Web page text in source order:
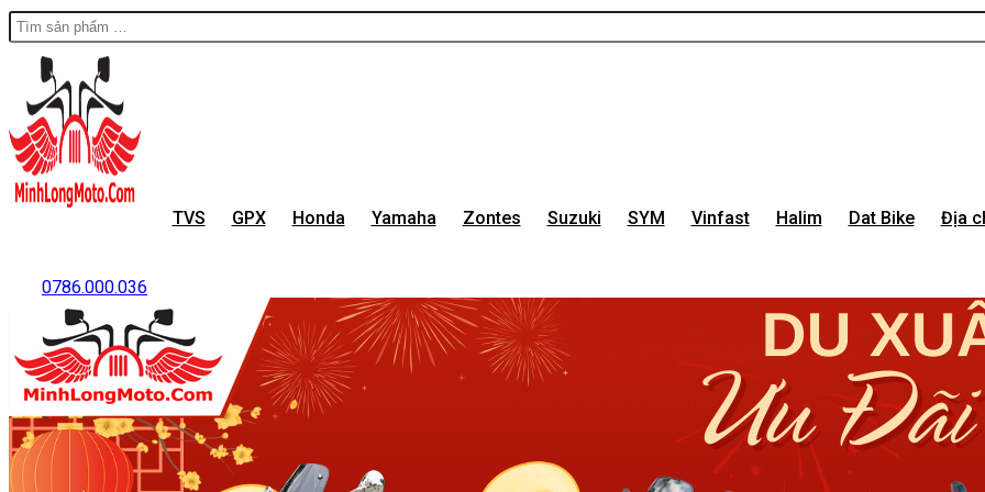
TVS GPX Honda Yamaha Zontes Suzuki SYM Vinfast Halim Dat Bike Địa
0786.000.036